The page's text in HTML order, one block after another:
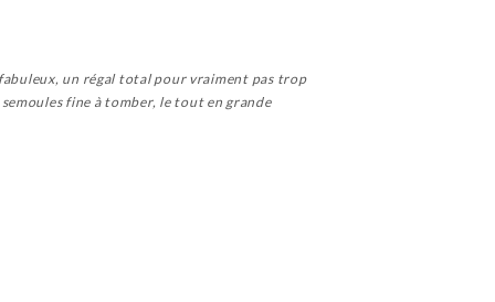
un régal total pour vraiment pas trop
fine à tomber, le tout en grande